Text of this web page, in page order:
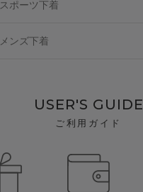
スポーツ下着
メンズ下着
USER'S GUIDE
ご利用ガイド